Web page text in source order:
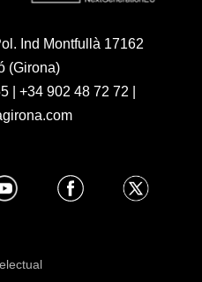
Ind Montfullà 17162
(Girona)
| +34 902 48 72 72